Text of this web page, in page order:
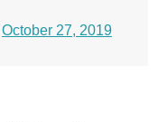
October 27, 2019